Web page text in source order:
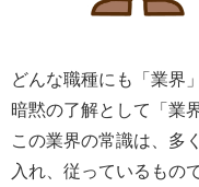
どんな職種にも「業界
暗黙の了解として「業
この業界の常識は、多
入れ、従っているもの